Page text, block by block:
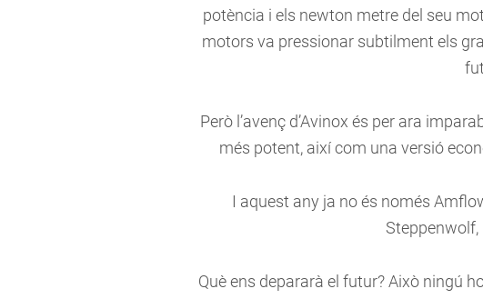
potència i els newton metre del seu
motors va pressionar subtilment els
Però l’avenç d’Avinox és per ara
més potent, així com una versió
I aquest any ja no és només
Steppenwolf,
Què ens depararà el futur? Això ningú